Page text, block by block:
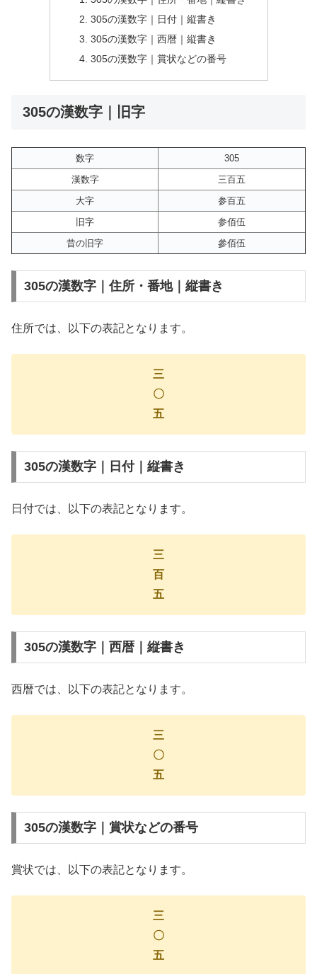
305の漢数字｜日付｜縦書き
305の漢数字｜西暦｜縦書き
305の漢数字｜賞状などの番号
305の漢数字｜旧字
数字
305
漢数字
三百五
大字
参百五
旧字
参佰伍
昔の旧字
參佰伍
305の漢数字｜住所・番地｜縦書き
住所では、以下の表記となります。
三
〇
五
305の漢数字｜日付｜縦書き
日付では、以下の表記となります。
三
百
五
305の漢数字｜西暦｜縦書き
西暦では、以下の表記となります。
三
〇
五
305の漢数字｜賞状などの番号
賞状では、以下の表記となります。
三
〇
五